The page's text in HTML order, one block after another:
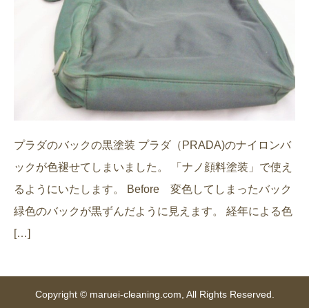
プラダのバックの黒塗装 プラダ（PRADA)のナイロンバ
ックが色褪せてしまいました。 「ナノ顔料塗装」で使え
るようにいたします。 Before 変色してしまったバック
緑色のバックが黒ずんだように見えます。 経年による色
[…]
Copyright © maruei-cleaning.com, All Rights Reserved.